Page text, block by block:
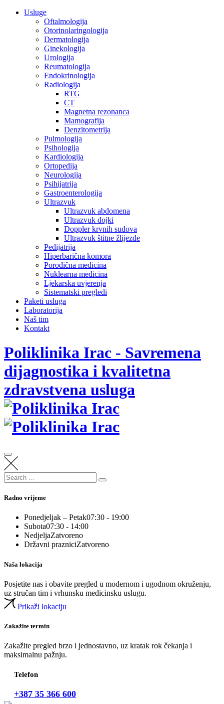
Skip
Usluge
Oftalmologija
Otorinolaringologija
Dermatologija
Ginekologija
Urologija
Reumatologija
Endokrinologija
Radiologija
RTG
CT
Magnetna rezonanca
Mamografija
Denzitometrija
Pulmologija
Psihologija
Kardiologija
Ortopedija
Neurologija
Psihijatrija
Gastroenterologija
Ultrazvuk
Ultrazvuk abdomena
Ultrazvuk dojki
Doppler krvnih sudova
Ultrazvuk štitne žlijezde
Pedijatrija
Hiperbarična komora
Porodična medicina
Nuklearna medicina
Ljekarska uvjerenja
Sistematski pregledi
Paketi usluga
Laboratorija
Naš tim
Kontakt
Poliklinika Irac - Savremena
dijagnostika i kvalitetna
zdravstvena usluga
Search
for:
Search
Radno vrijeme
Ponedjeljak – Petak07:30 - 19:00
Subota07:30 - 14:00
NedjeljaZatvoreno
Državni prazniciZatvoreno
Naša lokacija
Posjetite nas i obavite pregled u modernom i ugodnom okruženju,
uz stručan tim i vrhunsku medicinsku uslugu.
Prikaži lokaciju
Zakažite termin
Zakažite pregled brzo i jednostavno, uz kratak rok čekanja i
maksimalnu pažnju.
Telefon
+387 35 366 600